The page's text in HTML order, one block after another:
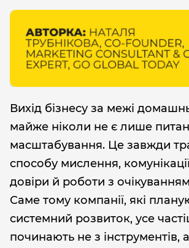
Вихід бізнесу за межі
майже ніколи не є лише
масштабування. Це завжди
способу мислення,
довіри й роботи з
Саме тому компанії, які
системний розвиток, усе
починають не з інструментів,